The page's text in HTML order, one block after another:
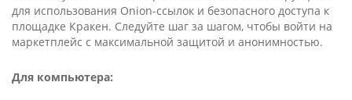
для использования Oni­on-ссылок и безопасного доступа к
площадке Кракен. Следуйте шаг за шагом, чтобы войти на
маркетплейс с максимальной защитой и анонимностью.
Для компьютера: